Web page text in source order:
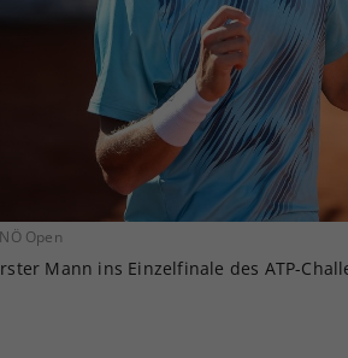
Open
Mann ins Einzelfinale des ATP-